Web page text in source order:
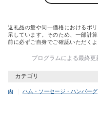
返礼品の量や同一価格におけるボ
示しています。そのため、一部計
前に必ずご自身でご確認いただくよ
プログラムによる最終
カテゴリ
肉 ハム・ソーセージ・ハンバーグ